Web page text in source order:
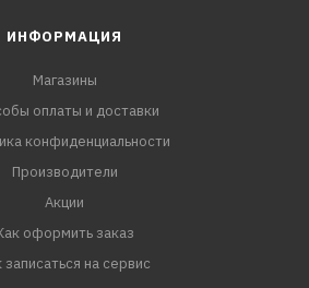
ИНФОРМАЦИЯ
Магазины
оплаты и доставки
конфиденциальности
Производители
Акции
оформить заказ
записаться на сервис